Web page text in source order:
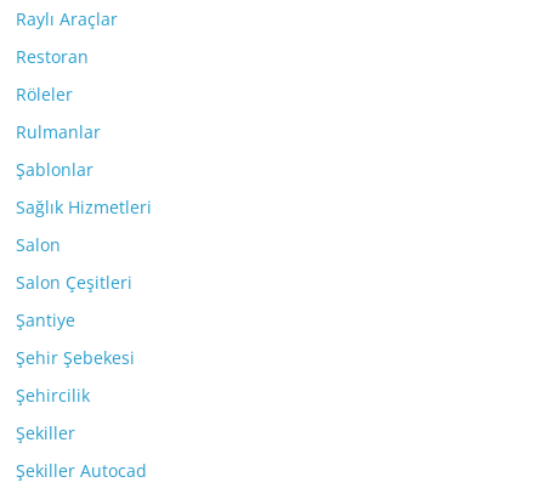
Raylı Araçlar
Restoran
Röleler
Rulmanlar
Şablonlar
Sağlık Hizmetleri
Salon
Salon Çeşitleri
Şantiye
Şehir Şebekesi
Şehircilik
Şekiller
Şekiller Autocad